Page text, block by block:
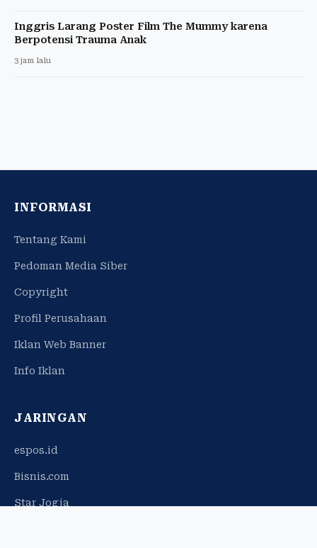
Inggris Larang Poster Film The Mummy karena
Berpotensi Trauma Anak
3 jam lalu
INFORMASI
Tentang Kami
Pedoman Media Siber
Copyright
Profil Perusahaan
Iklan Web Banner
Info Iklan
JARINGAN
espos.id
Bisnis.com
Star Jogja